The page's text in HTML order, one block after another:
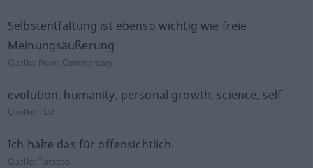
Selbstentfaltung ist ebenso wichtig wie freie
Meinungsäußerung
Quelle: News-Commentary
evolution, humanity, personal growth, science, self
Quelle:TED
Ich halte das für offensichtlich.
Quelle:Tatoeba